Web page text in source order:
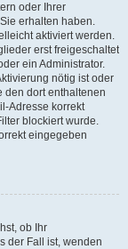
oder Ihrer
erhalten haben.
aktiviert werden.
erst freigeschaltet
ein Administrator.
nötig ist oder
den dort enthaltenen
Adresse korrekt
blockiert wurde.
eingegeben
ob Ihr
der Fall ist, wenden